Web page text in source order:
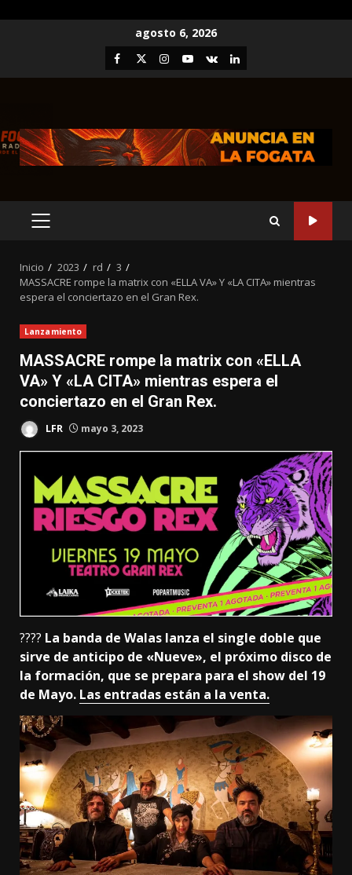
agosto 6, 2026
Facebook
TwitterInstagram
Youtube
VK LinkedIn
MENÚ
Inicio 2023 rd
3
MASSACRE rompe la matrix con «ELLA VA» Y «LA CITA» mientras
espera el conciertazo en el Gran Rex.
Lanzamiento
MASSACRE rompe la matrix con «ELLA
VA» Y «LA CITA» mientras espera el
conciertazo en el Gran Rex.
LFR mayo 3, 2023
???? La banda de Walas lanza el single doble que
sirve de anticipo de «Nueve», el próximo disco de
la formación, que se prepara para el show del 19
de Mayo. Las entradas están a la venta.